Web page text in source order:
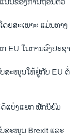
ຍ​ສະ​ເພາະ ​ແມ່ນ​ທາງ​
EU ໃນການ​ລົງ​ປະ​ຊາ​
ສະ​ໜຸນ​ໃຫ້​ຢູ່​ກັບ EU ຕໍ່​
ແບ່ງ​ແຍກ ​ພັກ​ນິ​ຍົມ​
ສະ​ໜຸນ Brexit ແລະ​